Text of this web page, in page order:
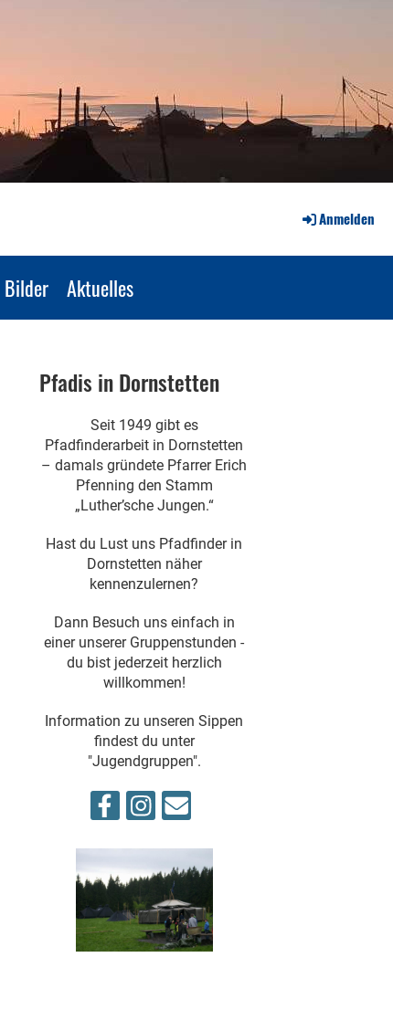
Anmelden
Bilder Aktuelles
Pfadis in Dornstetten
Seit 1949 gibt es
Pfadfinderarbeit in Dornstetten
– damals gründete Pfarrer Erich
Pfenning den Stamm
„Luther’sche Jungen.“
Hast du Lust uns Pfadfinder in
Dornstetten näher
kennenzulernen?
Dann Besuch uns einfach in
einer unserer Gruppenstunden -
du bist jederzeit herzlich
willkommen!
Information zu unseren Sippen
findest du unter
"Jugendgruppen".